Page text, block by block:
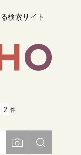
検索サイト
2 件